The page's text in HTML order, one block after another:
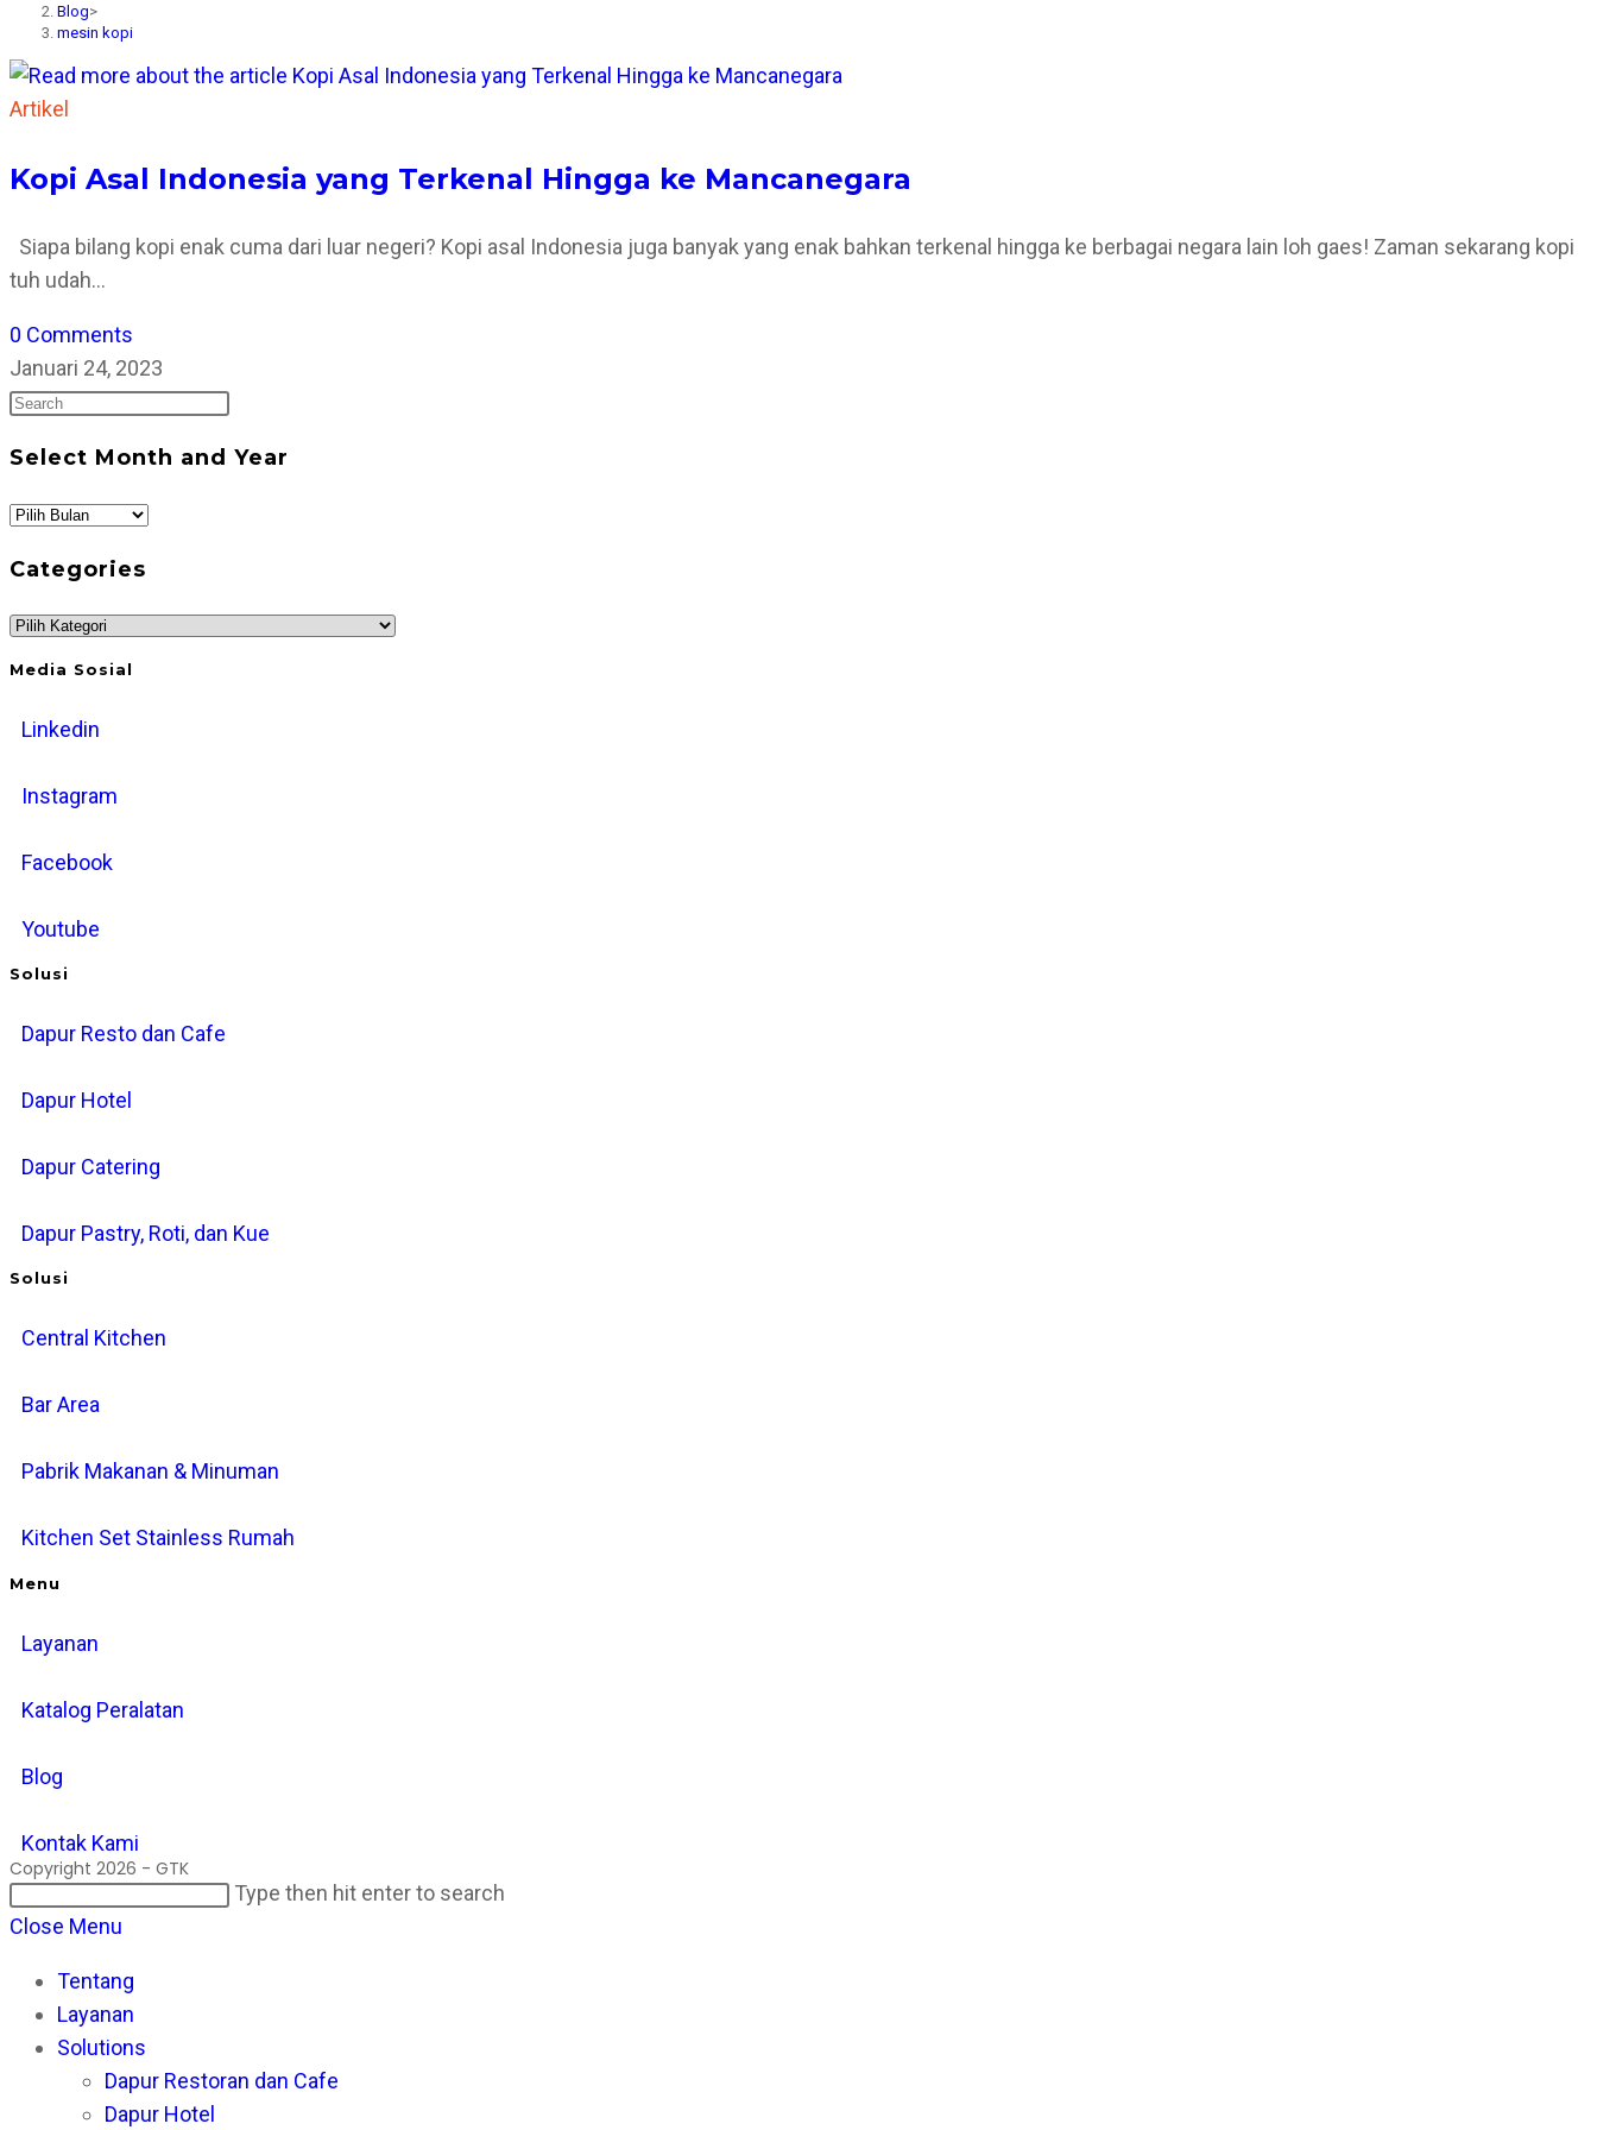
Blog>
mesin kopi
Artikel
Kopi Asal Indonesia yang Terkenal Hingga ke Mancanegara
Siapa bilang kopi enak cuma dari luar negeri? Kopi asal Indonesia juga banyak yang enak bahkan terkenal hingga ke berbagai negara lain loh gaes! Zaman sekarang kopi
tuh udah…
0 Comments
Januari 24, 2023
Press
to
Select Month and Year
Select
and
Year
Categories
Categories
Media Sosial
Linkedin
Instagram
Facebook
Youtube
Solusi
Dapur Resto dan Cafe
Dapur Hotel
Dapur Catering
Dapur Pastry, Roti, dan Kue
Solusi
Central Kitchen
Bar Area
Pabrik Makanan & Minuman
Kitchen Set Stainless Rumah
Menu
Layanan
Katalog Peralatan
Blog
Kontak Kami
Copyright 2026 - GTK
Search
this
Type then hit enter to search
Close Menu
Tentang
Layanan
Solutions
Dapur Restoran dan Cafe
Dapur Hotel